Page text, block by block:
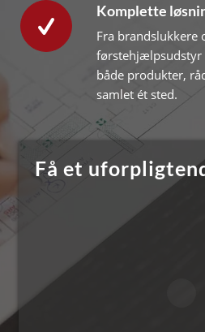
Komplette
Fra brandslukkere
førstehjælpsudstyr
både produkter,
samlet ét sted.
Få et